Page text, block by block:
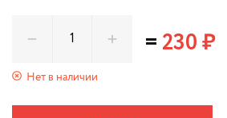
Нет в наличии
=230 ₽